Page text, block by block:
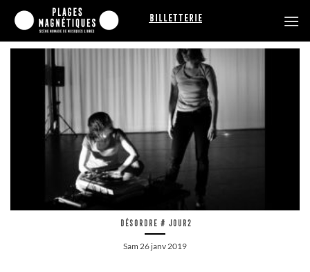
Passer
contenu
Billetterie
Désordre # jour2
Sam 26 janv 2019